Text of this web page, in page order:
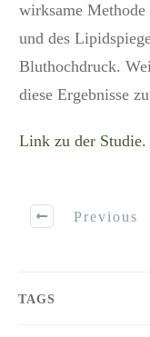
wirksame Methode
und des
Bluthochdruck.
diese Ergebnisse
Link zu der Studie.
Previous
TAGS